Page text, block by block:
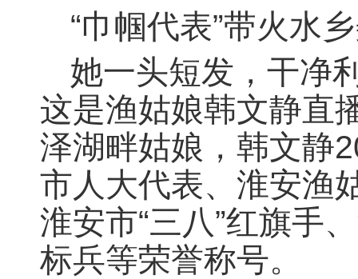
“巾帼代表”带火水
她一头短发，干净
这是渔姑娘韩文静直
泽湖畔姑娘，韩文静
市人大代表、淮安渔
淮安市“三八”红旗手
标兵等荣誉称号。